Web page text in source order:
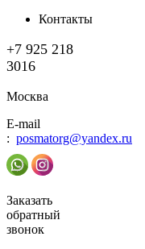
Контакты
+7 925 218
3016
Москва
E-mail
: posmatorg@yandex.ru
Заказать
обратный
звонок